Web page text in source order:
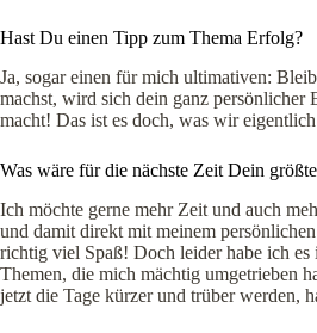
Hast Du einen Tipp zum Thema Erfolg?
Ja, sogar einen für mich ultimativen:
machst, wird sich dein ganz persönlicher
macht! Das ist es doch, was wir
Was wäre für die nächste Zeit Dein
Ich möchte gerne mehr Zeit und auch
und damit direkt mit meinem
richtig viel Spaß! Doch leider habe ich es
Themen, die mich mächtig umgetrieben
jetzt die Tage kürzer und trüber werden,